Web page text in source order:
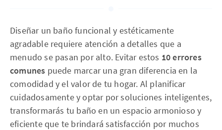
Diseñar un baño funcional y estéticamente
agradable requiere atención a detalles que a
menudo se pasan por alto. Evitar estos 10 errores
comunes puede marcar una gran diferencia en la
comodidad y el valor de tu hogar. Al planificar
cuidadosamente y optar por soluciones inteligentes,
transformarás tu baño en un espacio armonioso y
eficiente que te brindará satisfacción por muchos